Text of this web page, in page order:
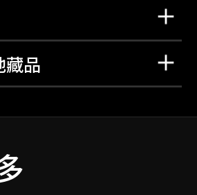
藏品